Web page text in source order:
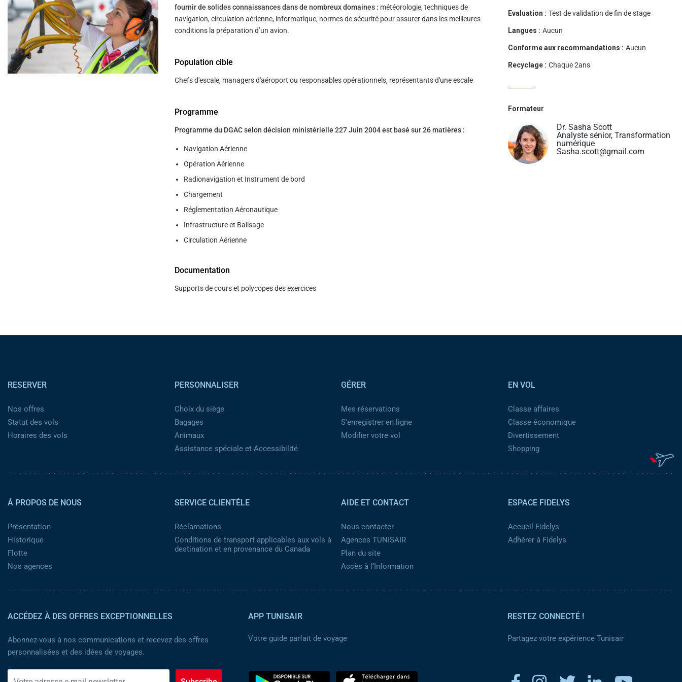
help
you
navigate
interact
content.
fournir de solides connaissances dans de nombreux domaines : météorologie, techniques de
navigation, circulation aérienne, informatique, normes de sécurité pour assurer dans les meilleures
conditions la préparation d’un avion.
Population cible
Chefs d'escale, managers d'aéroport ou responsables opérationnels, représentants d'une escale
Programme
Programme du DGAC selon décision ministérielle 227 Juin 2004 est basé sur 26 matières :
Navigation Aérienne
Opération Aérienne
Radionavigation et Instrument de bord
Chargement
Réglementation Aéronautique
Infrastructure et Balisage
Circulation Aérienne
Documentation
Supports de cours et polycopes des exercices
Evaluation : Test de validation de fin de stage
Langues : Aucun
Conforme aux recommandations : Aucun
Recyclage : Chaque 2ans
Formateur
Dr. Sasha Scott
Analyste sénior, Transformation
numérique
Sasha.scott@gmail.com
RESERVER
Nos offres
Statut des vols
Horaires des vols
PERSONNALISER
Choix du siège
Bagages
Animaux
Assistance spéciale et Accessibilité
GÉRER
Mes réservations
S'enregistrer en ligne
Modifier votre vol
EN VOL
Classe affaires
Classe économique
Divertissement
Shopping
À PROPOS DE NOUS
Présentation
Historique
Flotte
Nos agences
SERVICE CLIENTÈLE
Réclamations
Conditions de transport applicables aux vols à
destination et en provenance du Canada
AIDE ET CONTACT
Nous contacter
Agences TUNISAIR
Plan du site
Accès à l’Information
ESPACE FIDELYS
Accueil Fidelys
Adhérer à Fidelys
ACCÉDEZ À DES OFFRES EXCEPTIONNELLES
Abonnez-vous à nos communications et recevez des offres
personnalisées et des idées de voyages.
APP TUNISAIR
Votre guide parfait de voyage
RESTEZ CONNECTÉ !
Partagez votre expérience Tunisair